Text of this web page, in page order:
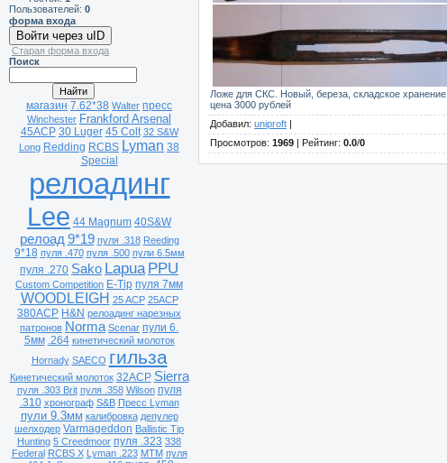
Пользователей: 0
форма входа
Войти через uID
Старая форма входа
Поиск
магазин 7.62*38 Walter пресс
Winchester Frankford Arsenal
45ACP 30 Luger 45 Colt 32 S&W
Long Redding RCBS Lyman 38
Special
релоадинг
Lee 44 Magnum 40S&W
релоад 9*19 пуля .318 Reeding
9*18 пуля .470 пуля .500 пули 6.5мм
пуля .270 Sako Lapua PPU
Custom Competition E-Tip пуля 7мм
WOODLEIGH 25 ACP 25ACP
380ACP H&N релоадинг нарезных
патронов Norma Scenar пули 6.
5мм .264 кинетический молоток
Hornady SAECO гильза
Кинетический молоток 32ACP Sierra
пуля .303 Brit пуля .358 Wilson пуля
.310 хронограф S&B Пресс Lyman
пули 9.3мм калибровка депулер
шелходер Varmageddon Ballistic Tip
Hunting 5 Creedmoor пуля .323 338
Federal RCBS X Lyman .223 MTM пуля
Ложе для СКС. Новый, береза, складское хранение.
цена 3000 рублей
Добавил: uniproft
Просмотров: 1969 Рейтинг: 0.0/0